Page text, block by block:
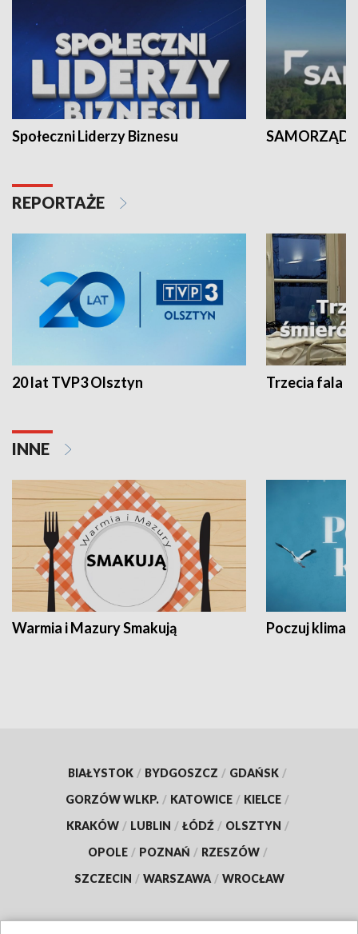
Społeczni Liderzy Biznesu SAMORZĄD
REPORTAŻE
20 lat TVP3 Olsztyn Trzecia fala -
INNE
Warmia i Mazury Smakują Poczuj klimat
BIAŁYSTOK / BYDGOSZCZ / GDAŃSK /
GORZÓW WLKP. / KATOWICE / KIELCE /
KRAKÓW / LUBLIN / ŁÓDŹ / OLSZTYN /
OPOLE / POZNAŃ / RZESZÓW /
SZCZECIN / WARSZAWA / WROCŁAW